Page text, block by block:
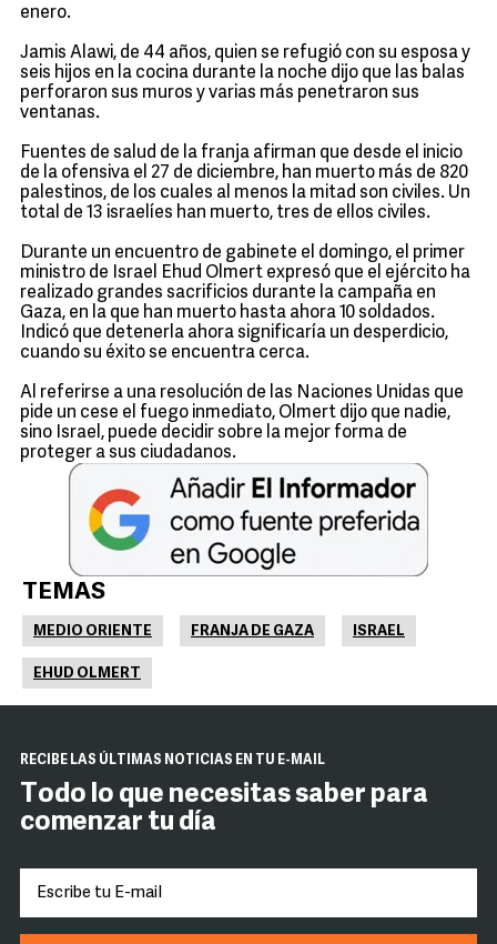
enero.
Jamis Alawi, de 44 años, quien se refugió con su esposa y
seis hijos en la cocina durante la noche dijo que las balas
perforaron sus muros y varias más penetraron sus
ventanas.
Fuentes de salud de la franja afirman que desde el inicio
de la ofensiva el 27 de diciembre, han muerto más de 820
palestinos, de los cuales al menos la mitad son civiles. Un
total de 13 israelíes han muerto, tres de ellos civiles.
Durante un encuentro de gabinete el domingo, el primer
ministro de Israel Ehud Olmert expresó que el ejército ha
realizado grandes sacrificios durante la campaña en
Gaza, en la que han muerto hasta ahora 10 soldados.
Indicó que detenerla ahora significaría un desperdicio,
cuando su éxito se encuentra cerca.
Al referirse a una resolución de las Naciones Unidas que
pide un cese el fuego inmediato, Olmert dijo que nadie,
sino Israel, puede decidir sobre la mejor forma de
proteger a sus ciudadanos.
TEMAS
MEDIO ORIENTE FRANJA DE GAZA ISRAEL
EHUD OLMERT
RECIBE LAS ÚLTIMAS NOTICIAS EN TU E-MAIL
Todo lo que necesitas saber para
comenzar tu día